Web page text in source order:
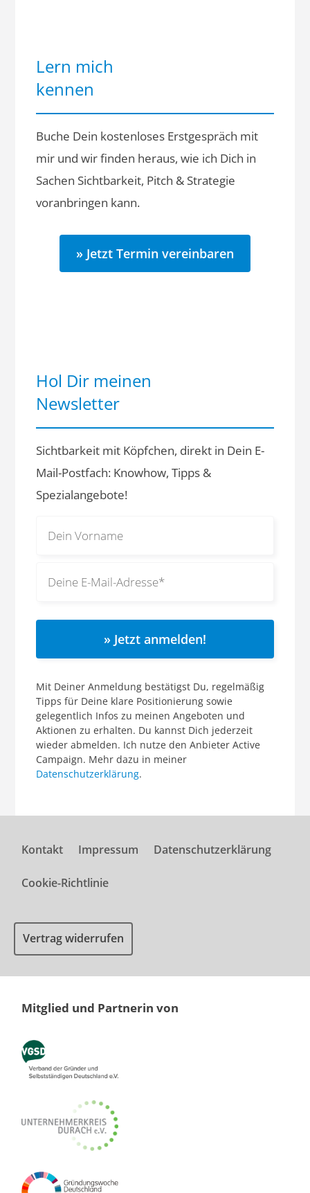
Lern mich
kennen
Buche Dein kostenloses Erstgespräch mit
mir und wir finden heraus, wie ich Dich in
Sachen Sichtbarkeit, Pitch & Strategie
voranbringen kann.
» Jetzt Termin vereinbaren
Hol Dir meinen
Newsletter
Sichtbarkeit mit Köpfchen, direkt in Dein E-
Mail-Postfach: Knowhow, Tipps &
Spezialangebote!
» Jetzt anmelden!
Mit Deiner Anmeldung bestätigst Du, regelmäßig
Tipps für Deine klare Positionierung sowie
gelegentlich Infos zu meinen Angeboten und
Aktionen zu erhalten. Du kannst Dich jederzeit
wieder abmelden. Ich nutze den Anbieter Active
Campaign. Mehr dazu in meiner
Datenschutzerklärung.
Kontakt Impressum Datenschutzerklärung
Cookie-Richtlinie
Vertrag widerrufen
Mitglied und Partnerin von